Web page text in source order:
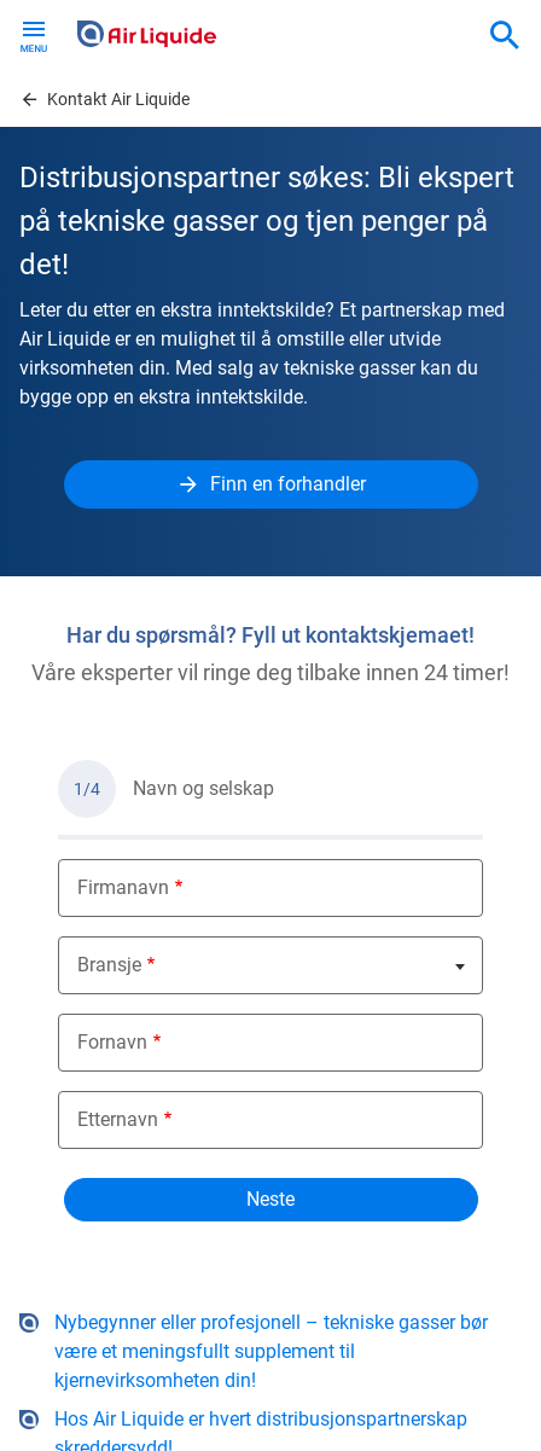
contentKontakt Air Liquide
Distribusjonspartner søkes: Bli ekspert
på tekniske gasser og tjen penger på
det!
Leter du etter en ekstra inntektskilde? Et partnerskap med
Air Liquide er en mulighet til å omstille eller utvide
virksomheten din. Med salg av tekniske gasser kan du
bygge opp en ekstra inntektskilde.
Finn en forhandler
Nybegynner eller profesjonell – tekniske gasser bør
være et meningsfullt supplement til
kjernevirksomheten din!
Hos Air Liquide er hvert distribusjonspartnerskap
Har du spørsmål? Fyll ut kontaktskjemaet!
Våre eksperter vil ringe deg tilbake innen 24 timer!
1/4 Navn og selskap
Firmanavn
Bransje
Nothing selected
Fornavn
Etternavn